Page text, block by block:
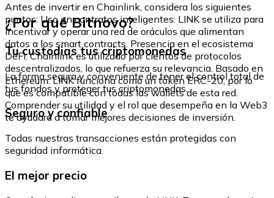
Antes de invertir en Chainlink, considera los siguientes
puntos: Uso en contratos inteligentes: LINK se utiliza para
incentivar y operar una red de oráculos que alimentan
datos a los smart contracts. Presencia en el ecosistema
DeFi: Chainlink es utilizado por cientos de protocolos
descentralizados, lo que refuerza su relevancia. Basado en
Ethereum: LINK funciona como un token ERC-20, por lo
que es compatible con todas las wallets de esta red.
Comprender su utilidad y el rol que desempeña en la Web3
te ayudará a tomar mejores decisiones de inversión.
¿Por qué Bitnovo?
Tu custodias tus criptomonedas
La forma segura y conveniente de tener el control total de
tus fondos y proteger tus criptomonedas.
Seguro y confiable
Todas nuestras transacciones están protegidas con
seguridad informática.
El mejor precio